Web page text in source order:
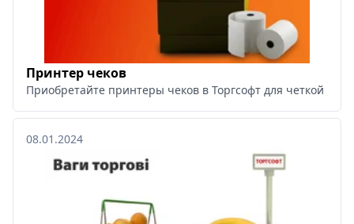
Принтер чеков
Приобретайте принтеры чеков в Торгсофт для четкой и
08.01.2024